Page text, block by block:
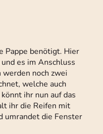
Pappe benötigt. Hier
es im Anschluss
werden noch zwei
welche auch
ihr nun auf das
ihr die Reifen mit
umrandet die Fenster